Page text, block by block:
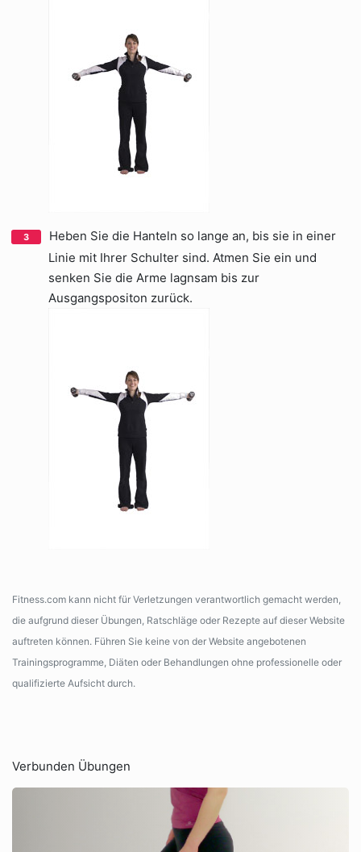
Heben Sie die Hanteln so lange an, bis sie in einer
Linie mit Ihrer Schulter sind. Atmen Sie ein und
senken Sie die Arme lagnsam bis zur
Ausgangspositon zurück.
Fitness.com kann nicht für Verletzungen verantwortlich gemacht werden,
die aufgrund dieser Übungen, Ratschläge oder Rezepte auf dieser Website
auftreten können. Führen Sie keine von der Website angebotenen
Trainingsprogramme, Diäten oder Behandlungen ohne professionelle oder
qualifizierte Aufsicht durch.
Verbunden Übungen